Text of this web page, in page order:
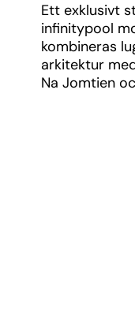
Ett exklusivt
infinitypool
kombineras
arkitektur
Na Jomtien